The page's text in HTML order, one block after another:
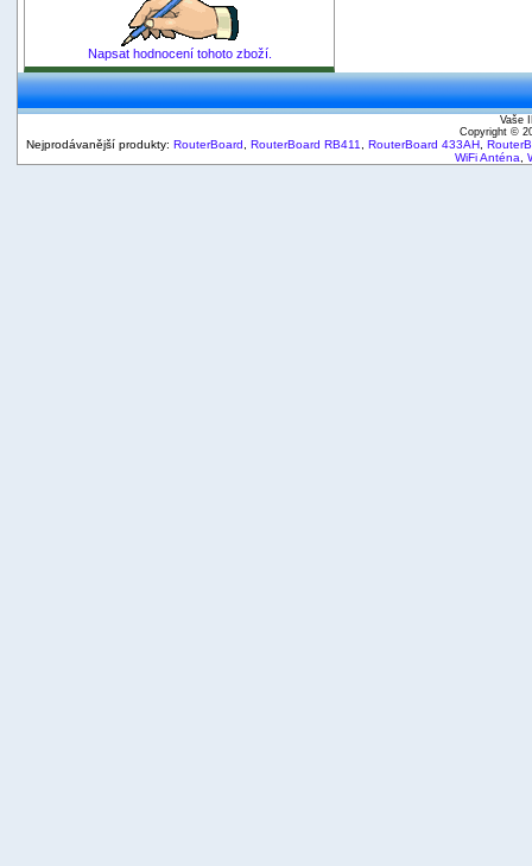
Napsat hodnocení tohoto zboží.
Vaše
Copyright ©
Nejprodávanější produkty: RouterBoard RouterBoard RB411 RouterBoard 433AH
WiFi Anténa